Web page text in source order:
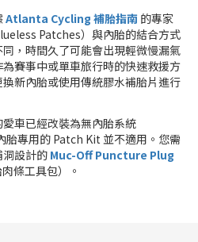
Atlanta Cycling 補胎指南 的專家
Patches）與內胎的結合方式
，時間久了可能會出現輕微慢漏氣
賽事中或單車旅行時的快速救援方
新內胎或使用傳統膠水補胎片進行
愛車已經改裝為無內胎系統
胎專用的 Patch Kit 並不適用。您需
設計的 Muc-Off Puncture Plug
肉條工具包）。